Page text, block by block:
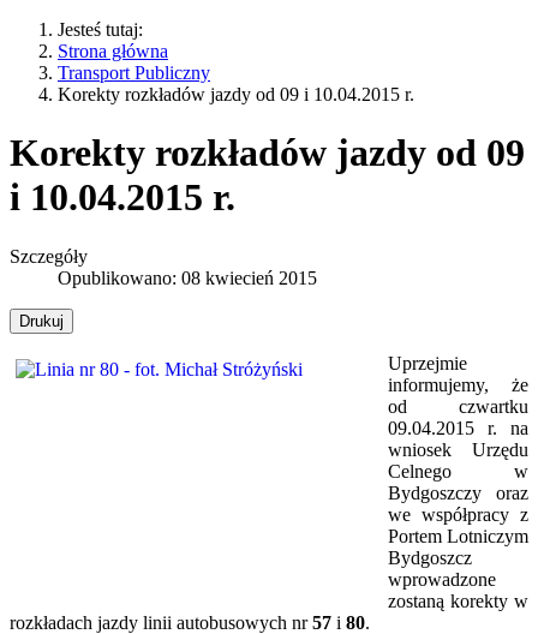
Jesteś tutaj:
Strona główna
Transport Publiczny
Korekty rozkładów jazdy od 09 i 10.04.2015 r.
Korekty rozkładów jazdy od 09
i 10.04.2015 r.
Szczegóły
Opublikowano: 08 kwiecień 2015
Drukuj
Uprzejmie
informujemy, że
od czwartku
09.04.2015 r. na
wniosek Urzędu
Celnego w
Bydgoszczy oraz
we współpracy z
Portem Lotniczym
Bydgoszcz
wprowadzone
zostaną korekty w
rozkładach jazdy linii autobusowych nr57 i 80.